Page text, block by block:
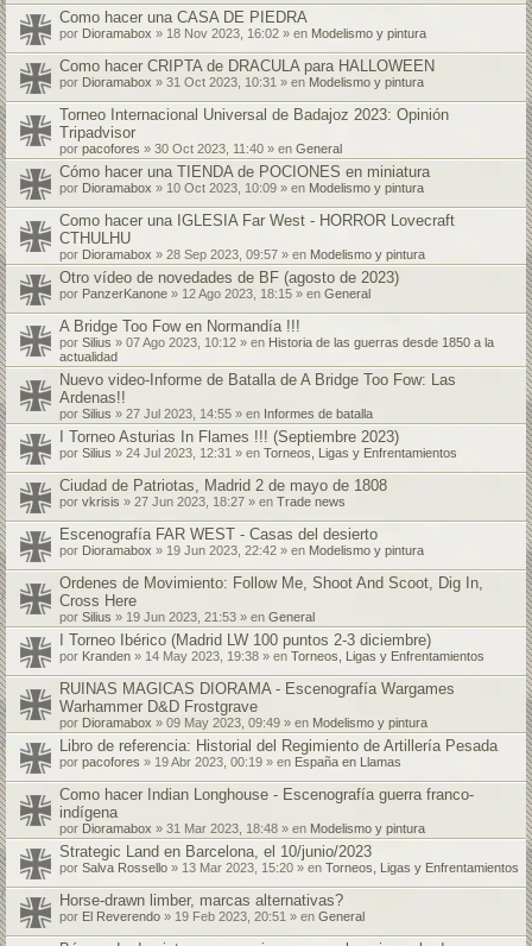
Como hacer una CASA DE PIEDRA
por Dioramabox » 18 Nov 2023, 16:02 » en Modelismo y pintura
Como hacer CRIPTA de DRACULA para HALLOWEEN
por Dioramabox » 31 Oct 2023, 10:31 » en Modelismo y pintura
Torneo Internacional Universal de Badajoz 2023: Opinión
Tripadvisor
por pacofores » 30 Oct 2023, 11:40 » en General
Cómo hacer una TIENDA de POCIONES en miniatura
por Dioramabox » 10 Oct 2023, 10:09 » en Modelismo y pintura
Como hacer una IGLESIA Far West - HORROR Lovecraft
CTHULHU
por Dioramabox » 28 Sep 2023, 09:57 » en Modelismo y pintura
Otro vídeo de novedades de BF (agosto de 2023)
por PanzerKanone » 12 Ago 2023, 18:15 » en General
A Bridge Too Fow en Normandía !!!
por Silius » 07 Ago 2023, 10:12 » en Historia de las guerras desde 1850 a la
actualidad
Nuevo video-Informe de Batalla de A Bridge Too Fow: Las
Ardenas!!
por Silius » 27 Jul 2023, 14:55 » en Informes de batalla
I Torneo Asturias In Flames !!! (Septiembre 2023)
por Silius » 24 Jul 2023, 12:31 » en Torneos, Ligas y Enfrentamientos
Ciudad de Patriotas, Madrid 2 de mayo de 1808
por vkrisis » 27 Jun 2023, 18:27 » en Trade news
Escenografía FAR WEST - Casas del desierto
por Dioramabox » 19 Jun 2023, 22:42 » en Modelismo y pintura
Ordenes de Movimiento: Follow Me, Shoot And Scoot, Dig In,
Cross Here
por Silius » 19 Jun 2023, 21:53 » en General
I Torneo Ibérico (Madrid LW 100 puntos 2-3 diciembre)
por Kranden » 14 May 2023, 19:38 » en Torneos, Ligas y Enfrentamientos
RUINAS MAGICAS DIORAMA - Escenografía Wargames
Warhammer D&D Frostgrave
por Dioramabox » 09 May 2023, 09:49 » en Modelismo y pintura
Libro de referencia: Historial del Regimiento de Artillería Pesada
por pacofores » 19 Abr 2023, 00:19 » en España en Llamas
Como hacer Indian Longhouse - Escenografía guerra franco-
indígena
por Dioramabox » 31 Mar 2023, 18:48 » en Modelismo y pintura
Strategic Land en Barcelona, el 10/junio/2023
por Salva Rossello » 13 Mar 2023, 15:20 » en Torneos, Ligas y Enfrentamientos
Horse-drawn limber, marcas alternativas?
por El Reverendo » 19 Feb 2023, 20:51 » en General